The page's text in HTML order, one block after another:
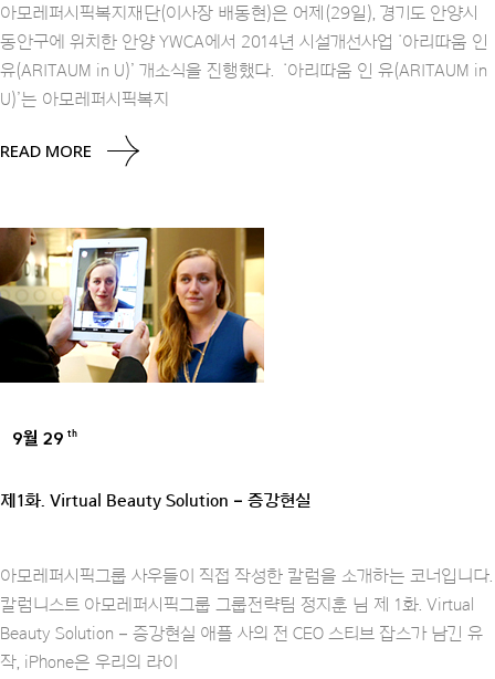
아모레퍼시픽복지재단(이사장 배동현)은 어제(29일), 경기도 안양시
동안구에 위치한 안양 YWCA에서 2014년 시설개선사업 ‘아리따움 인
유(ARITAUM in U)’ 개소식을 진행했다. ‘아리따움 인 유(ARITAUM in
U)’는 아모레퍼시픽복지
READ MORE
9월 29 th
제1화. Virtual Beauty Solution – 증강현실
아모레퍼시픽그룹 사우들이 직접 작성한 칼럼을 소개하는 코너입니다.
칼럼니스트 아모레퍼시픽그룹 그룹전략팀 정지훈 님 제 1화. Virtual
Beauty Solution – 증강현실 애플 사의 전 CEO 스티브 잡스가 남긴 유
작, iPhone은 우리의 라이